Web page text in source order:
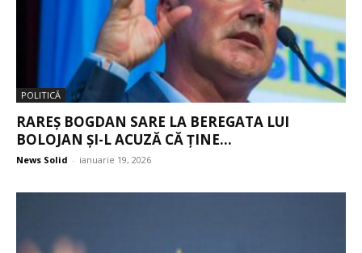
POLITICĂ
RAREȘ BOGDAN SARE LA BEREGATA LUI
BOLOJAN ȘI-L ACUZĂ CĂ ȚINE...
News Solid - ianuarie 19, 2026